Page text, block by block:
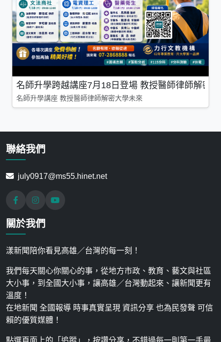
名師升學跨越講座7月18日登場 教授醫師律師解密
名師升學講座 教授醫師律師解密大學未來
聯絡我們
july0917@ms55.hinet.net
關於我們
漾新聞陪你看見高雄／台灣的每一刻！
我們每天關心你關心的事，從地方市政、教育、藝文與社區
大小事，到全國大小事，讓高雄／台灣動起來、讓新聞更有
溫度！
在地新聞 全國報導 時事真實呈現 資訊分享 也為民發聲 可信
賴的優質媒體！
點選頁面上的「追蹤」，按讚分享，不錯過每一則第一手最